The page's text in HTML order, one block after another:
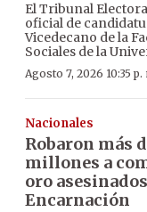
El Tribunal
oficial de
Vicedecano de la
Sociales de la
Agosto 7, 2026 10:35 p.
Nacionales
Robaron más
millones a
oro
Encarnación